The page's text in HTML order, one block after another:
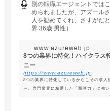
別の転職エージェントでは
められましたが、アズール
人を勧めてくれ、さすがだ
界 36歳 男性）
www.azureweb.jp
8つの業界に特化！ハイクラス
ニー
https://www.azureweb.jp
8つの業界に特化しているからこその求
ー。専門業界に精通した「面談力」に強